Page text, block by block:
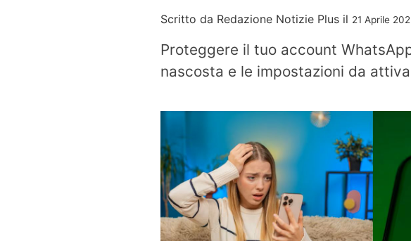
Scritto da Redazione Notizie Plus il 21 Aprile
Proteggere il tuo account
nascosta e le impostazioni da